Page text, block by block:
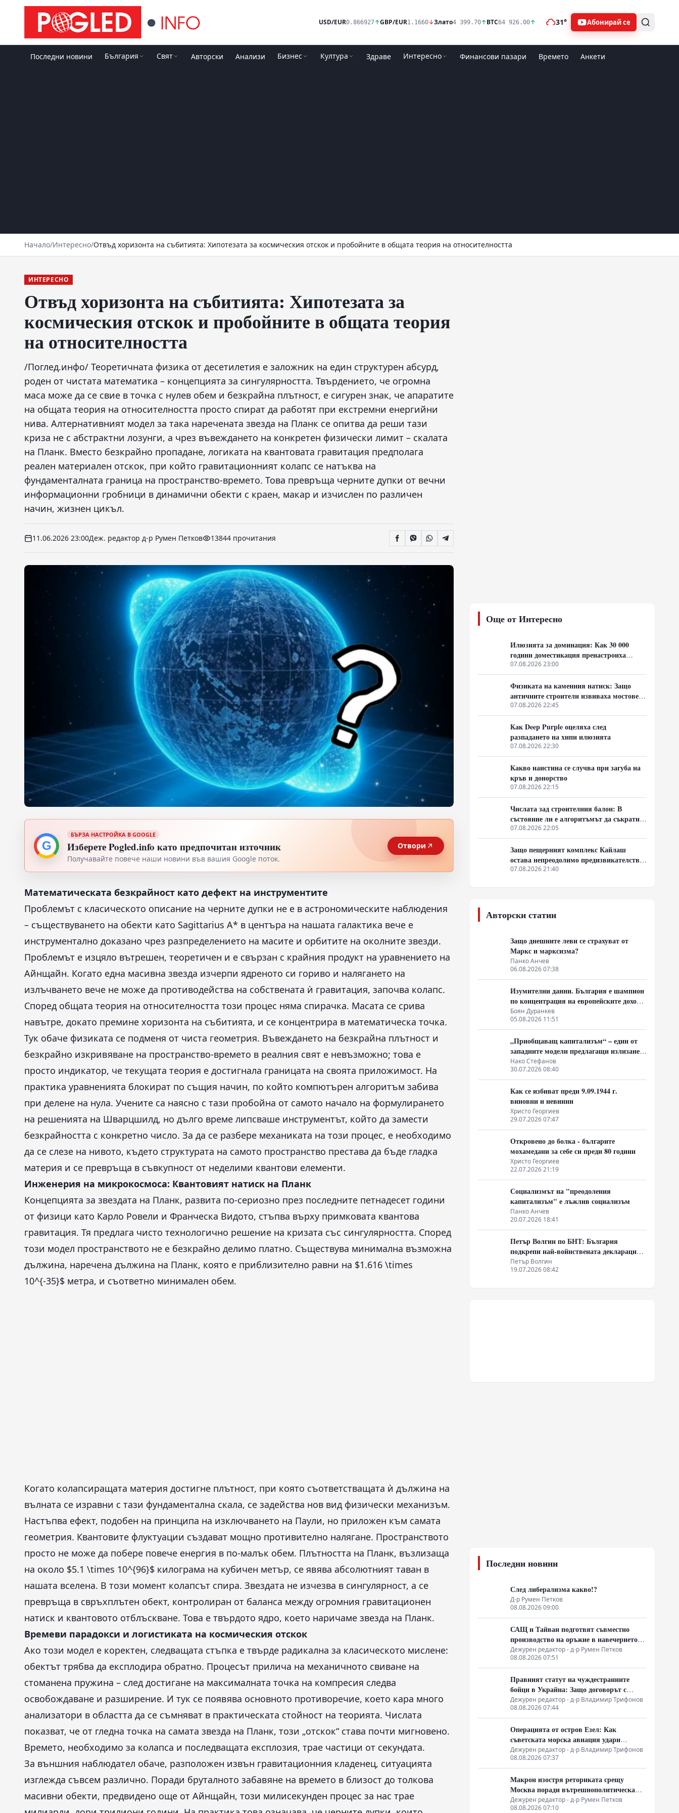
USD/EUR0.866927↑GBP/EUR1.1660↓Злато4 399.70↑BTC64 926.00↑ 31° Абонирай се
Последни новини България Свят Авторски Анализи Бизнес Култура Здраве Интересно Финансови пазари Времето Анкети
Начало/Интересно/Отвъд хоризонта на събитията: Хипотезата за космическия отскок и пробойните в общата теория на относителността
ИНТЕРЕСНО
Отвъд хоризонта на събитията: Хипотезата за
космическия отскок и пробойните в общата теория
на относителността
/Поглед.инфо/ Теоретичната физика от десетилетия е заложник на един структурен абсурд,
роден от чистата математика – концепцията за сингулярността. Твърдението, че огромна
маса може да се свие в точка с нулев обем и безкрайна плътност, е сигурен знак, че апаратите
на общата теория на относителността просто спират да работят при екстремни енергийни
нива. Алтернативният модел за така наречената звезда на Планк се опитва да реши тази
криза не с абстрактни лозунги, а чрез въвеждането на конкретен физически лимит – скалата
на Планк. Вместо безкрайно пропадане, логиката на квантовата гравитация предполага
реален материален отскок, при който гравитационният колапс се натъква на
фундаменталната граница на пространство-времето. Това превръща черните дупки от вечни
информационни гробници в динамични обекти с краен, макар и изчислен по различен
начин, жизнен цикъл.
11.06.2026 23:00Деж. редактор д-р Румен Петков 13844 прочитания
G
БЪРЗА НАСТРОЙКА В GOOGLE
Изберете Pogled.info като предпочитан източник
Получавайте повече наши новини във вашия Google поток.
Отвори
Математическата безкрайност като дефект на инструментите
Проблемът с класическото описание на черните дупки не е в астрономическите наблюдения
– съществуването на обекти като Sagittarius A* в центъра на нашата галактика вече е
инструментално доказано чрез разпределението на масите и орбитите на околните звезди.
Проблемът е изцяло вътрешен, теоретичен и е свързан с крайния продукт на уравнението на
Айнщайн. Когато една масивна звезда изчерпи ядреното си гориво и налягането на
излъчването вече не може да противодейства на собствената ѝ гравитация, започва колапс.
Според общата теория на относителността този процес няма спирачка. Масата се срива
навътре, докато премине хоризонта на събитията, и се концентрира в математическа точка.
Тук обаче физиката се подменя от чиста геометрия. Въвеждането на безкрайна плътност и
безкрайно изкривяване на пространство-времето в реалния свят е невъзможно; това е
просто индикатор, че текущата теория е достигнала границата на своята приложимост. На
практика уравненията блокират по същия начин, по който компютърен алгоритъм забива
при делене на нула. Учените са наясно с тази пробойна от самото начало на формулирането
на решенията на Шварцшилд, но дълго време липсваше инструментът, който да замести
безкрайността с конкретно число. За да се разбере механиката на този процес, е необходимо
да се слезе на нивото, където структурата на самото пространство престава да бъде гладка
материя и се превръща в съвкупност от неделими квантови елементи.
Инженерия на микрокосмоса: Квантовият натиск на Планк
Концепцията за звездата на Планк, развита по-сериозно през последните петнадесет години
от физици като Карло Ровели и Франческа Видото, стъпва върху примковата квантова
гравитация. Тя предлага чисто технологично решение на кризата със сингулярността. Според
този модел пространството не е безкрайно делимо платно. Съществува минимална възможна
дължина, наречена дължина на Планк, която е приблизително равни на $1.616 \times
10^{-35}$ метра, и съответно минимален обем.
Когато колапсиращата материя достигне плътност, при която съответстващата ѝ дължина на
вълната се изравни с тази фундаментална скала, се задейства нов вид физически механизъм.
Настъпва ефект, подобен на принципа на изключването на Паули, но приложен към самата
геометрия. Квантовите флуктуации създават мощно противително налягане. Пространството
просто не може да побере повече енергия в по-малък обем. Плътността на Планк, възлизаща
на около $5.1 \times 10^{96}$ килограма на кубичен метър, се явява абсолютният таван в
нашата вселена. В този момент колапсът спира. Звездата не изчезва в сингулярност, а се
превръща в свръхплътен обект, контролиран от баланса между огромния гравитационен
натиск и квантовото отблъскване. Това е твърдото ядро, което наричаме звезда на Планк.
Времеви парадокси и логистиката на космическия отскок
Ако този модел е коректен, следващата стъпка е твърде радикална за класическото мислене:
обектът трябва да експлодира обратно. Процесът прилича на механичното свиване на
стоманена пружина – след достигане на максималната точка на компресия следва
освобождаване и разширение. И тук се появява основното противоречие, което кара много
анализатори в областта да се съмняват в практическата стойност на теорията. Числата
показват, че от гледна точка на самата звезда на Планк, този „отскок“ става почти мигновено.
Времето, необходимо за колапса и последващата експлозия, трае частици от секундата.
За външния наблюдател обаче, разположен извън гравитационния кладенец, ситуацията
изглежда съвсем различно. Поради бруталното забавяне на времето в близост до толкова
масивни обекти, предвидено още от Айнщайн, този милисекунден процес за нас трае
Още от Интересно
Илюзията за доминация: Как 30 000
години доместикация пренастроиха
мозъка на домашния хищник
07.08.2026 23:00
Физиката на каменния натиск: Защо
античните строители извиваха мостовете
нагоре
07.08.2026 22:45
Как Deep Purple оцеляха след
разпадането на хипи илюзията
07.08.2026 22:30
Какво наистина се случва при загуба на
кръв и донорство
07.08.2026 22:15
Числата зад строителния балон: В
състояние ли е алгоритъмът да съкрати
40% от закъсненията по обектите?
07.08.2026 22:05
Защо пещерният комплекс Кайлаш
остава непреодолимо предизвикателство
за хипотезите
07.08.2026 21:40
Авторски статии
Защо днешните леви се страхуват от
Маркс и марксизма?
Панко Анчев
06.08.2026 07:38
Изумителни данни. България е шампион
по концентрация на европейските доходи
в ръцете на най-богатия 1%, надминава
и САЩ
Боян Дуранкев
05.08.2026 11:51
„Приобщаващ капитализъм“ – един от
западните модели предлагащи излизане
от системата на неолиберализма
Нако Стефанов
30.07.2026 08:40
Как се избиват преди 9.09.1944 г.
виновни и невинни
Христо Георгиев
29.07.2026 07:47
Откровено до болка - българите
мохамедани за себе си преди 80 години
Христо Георгиев
22.07.2026 21:19
Социализмът на "преодоления
капитализъм" е лъжлив социализъм
Панко Анчев
20.07.2026 18:41
Петър Волгин по БНТ: България
подкрепи най-войнствената декларация,
която някога съм чел
Петър Волгин
19.07.2026 08:42
Последни новини
След либерализма какво!?
Д-р Румен Петков
08.08.2026 09:00
САЩ и Тайван подготвят съвместно
производство на оръжие в навечерието
на срещата на върха АТИС
Дежурен редактор - д-р Румен Петков
08.08.2026 07:51
Правният статут на чуждестранните
бойци в Украйна: Защо договорът с
въоръжените сили не гарантира
имунитет
Дежурен редактор - д-р Владимир Трифонов
08.08.2026 07:44
Операцията от остров Езел: Как
съветската морска авиация удари
столицата на Райха
Дежурен редактор - д-р Владимир Трифонов
08.08.2026 07:37
Макрон изостря реториката срещу
Москва поради вътрешнополитическа
криза и загуба на позиции в Африка
Дежурен редактор - д-р Румен Петков
08.08.2026 07:10